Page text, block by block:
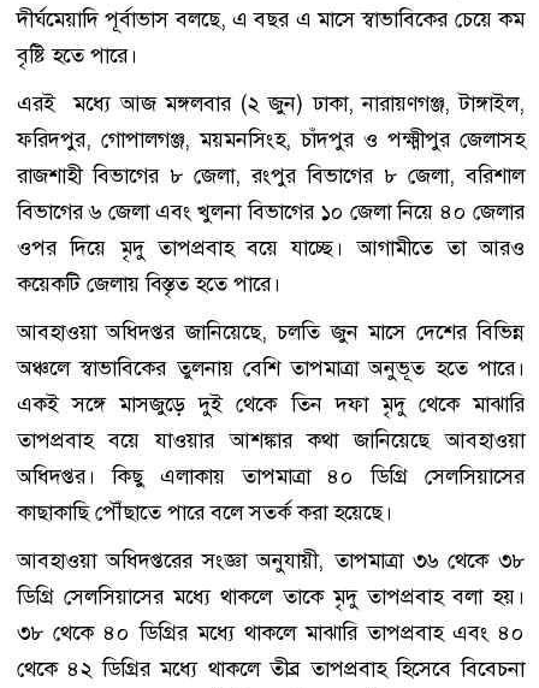
দীর্ঘমেয়াদি পূর্বাভাস বলছে, এ বছর এ মাসে স্বাভাবিকের চেয়ে কম
বৃষ্টি হতে পারে।
এরই মধ্যে আজ মঙ্গলবার (২ জুন) ঢাকা, নারায়ণগঞ্জ, টাঙ্গাইল,
ফরিদপুর, গোপালগঞ্জ, ময়মনসিংহ, চাঁদপুর ও পক্ষ্মীপুর জেলাসহ
রাজশাহী বিভাগের ৮ জেলা, রংপুর বিভাগের ৮ জেলা, বরিশাল
বিভাগের ৬ জেলা এবং খুলনা বিভাগের ১০ জেলা নিয়ে ৪০ জেলার
ওপর দিয়ে মৃদু তাপপ্রবাহ বয়ে যাচ্ছে। আগামীতে তা আরও
কয়েকটি জেলায় বিস্তৃত হতে পারে।
আবহাওয়া অধিদপ্তর জানিয়েছে, চলতি জুন মাসে দেশের বিভিন্ন
অঞ্চলে স্বাভাবিকের তুলনায় বেশি তাপমাত্রা অনুভূত হতে পারে।
একই সঙ্গে মাসজুড়ে দুই থেকে তিন দফা মৃদু থেকে মাঝারি
তাপপ্রবাহ বয়ে যাওয়ার আশঙ্কার কথা জানিয়েছে আবহাওয়া
অধিদপ্তর। কিছু এলাকায় তাপমাত্রা ৪০ ডিগ্রি সেলসিয়াসের
কাছাকাছি পৌঁছাতে পারে বলে সতর্ক করা হয়েছে।
আবহাওয়া অধিদপ্তরের সংজ্ঞা অনুযায়ী, তাপমাত্রা ৩৬ থেকে ৩৮
ডিগ্রি সেলসিয়াসের মধ্যে থাকলে তাকে মৃদু তাপপ্রবাহ বলা হয়।
৩৮ থেকে ৪০ ডিগ্রির মধ্যে থাকলে মাঝারি তাপপ্রবাহ এবং ৪০
থেকে ৪২ ডিগ্রির মধ্যে থাকলে তীব্র তাপপ্রবাহ হিসেবে বিবেচনা